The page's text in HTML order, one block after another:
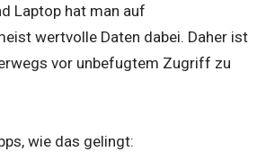
Laptop hat man auf
wertvolle Daten dabei. Daher ist
vor unbefugtem Zugriff zu
wie das gelingt: